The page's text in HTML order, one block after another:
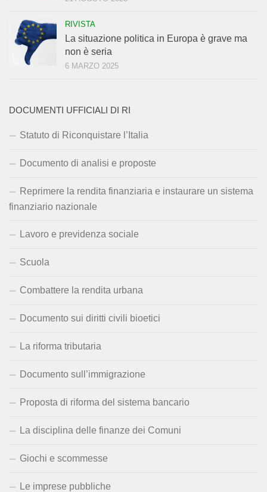
RIVISTA
La situazione politica in Europa è grave ma
non è seria
6 MARZO 2025
DOCUMENTI UFFICIALI DI RI
Statuto di Riconquistare l’Italia
Documento di analisi e proposte
Reprimere la rendita finanziaria e instaurare un sistema
finanziario nazionale
Lavoro e previdenza sociale
Scuola
Combattere la rendita urbana
Documento sui diritti civili bioetici
La riforma tributaria
Documento sull’immigrazione
Proposta di riforma del sistema bancario
La disciplina delle finanze dei Comuni
Giochi e scommesse
Le imprese pubbliche